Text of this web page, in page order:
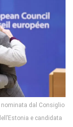
nominata dal Consiglio
e candidata